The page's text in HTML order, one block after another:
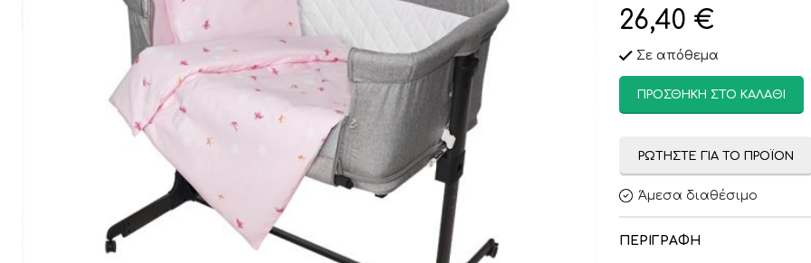
26,40 €
Σε απόθεμα
ΠΡΟΣΘΉΚΗ ΣΤΟ ΚΑΛΆΘΙ
ΡΩΤΉΣΤΕ ΓΙΑ ΤΟ ΠΡΟΪΌΝ
Άμεσα διαθέσιμο
ΠΕΡΙΓΡΑΦΉ